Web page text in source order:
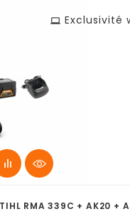
Exclusivité
RMA 339C + AK20 +